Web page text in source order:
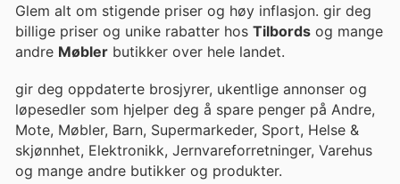
Glem alt om stigende priser og høy inflasjon. gir deg
billige priser og unike rabatter hos Tilbords og mange
andre Møbler butikker over hele landet.
gir deg oppdaterte brosjyrer, ukentlige annonser og
løpesedler som hjelper deg å spare penger på Andre,
Mote, Møbler, Barn, Supermarkeder, Sport, Helse &
skjønnhet, Elektronikk, Jernvareforretninger, Varehus
og mange andre butikker og produkter.